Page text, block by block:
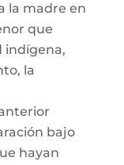
la madre en
que
indígena,
la
bajo
hayan